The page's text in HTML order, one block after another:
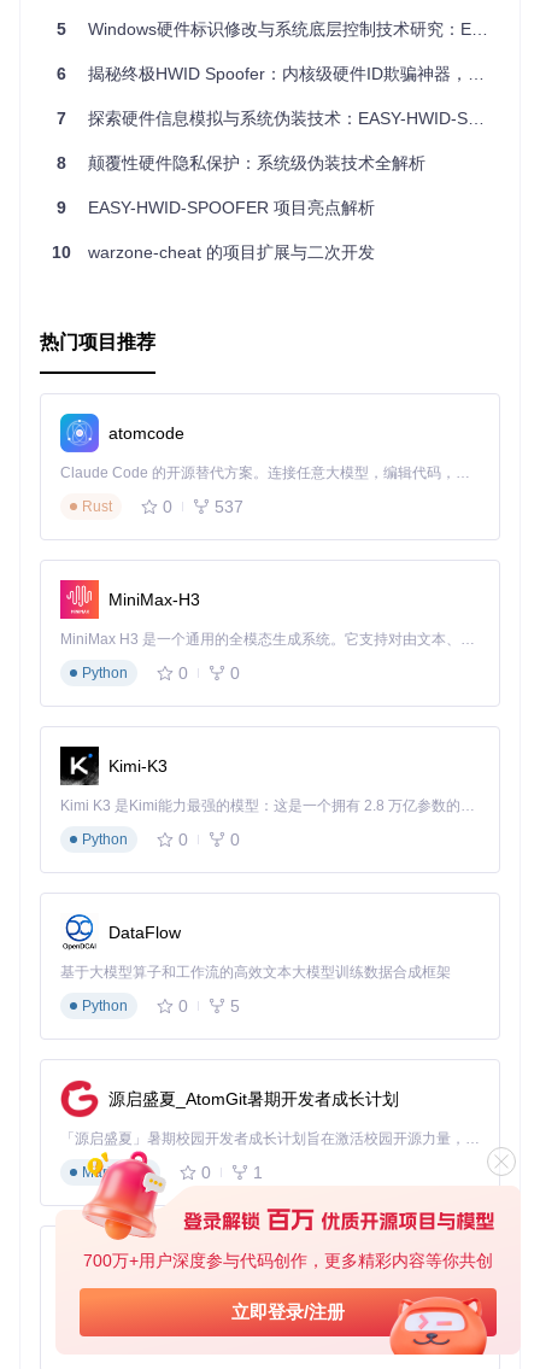
700万+用户深度参与代码创作，更多精彩内容等你共创
立即登录/注册
在使用任何绕过手段时，请确保遵循游戏的服务条款，并尊重
5 Windows硬件标识修改与系统底层控制技术研究：EASY-HWID-SPOOFER应用指南
6 揭秘终极HWID Spoofer：内核级硬件ID欺骗神器，让你的设备“改头换面”！
7 探索硬件信息模拟与系统伪装技术：EASY-HWID-SPOOFER内核级解决方案
8 颠覆性硬件隐私保护：系统级伪装技术全解析
9 EASY-HWID-SPOOFER 项目亮点解析
10 warzone-cheat 的项目扩展与二次开发
热门项目推荐
atomcode
Claude Code 的开源替代方案。连接任意大模型，编辑代码，运行命令，自动验证 — 全自动执行。用 Rust 构建，极致性能。 ｜ An open-source alternative to Claude Code. Connect any LLM, edit code, run commands, and verify changes — autonomously. Built in Rust for speed. Get Started
Rust
0 537
MiniMax-H3
MiniMax H3 是一个通用的全模态生成系统。它支持对由文本、图像、视频和音频组成的多模态上下文进行统一理解，并能生成分辨率高达 2K、时长可达 15 秒的带原生立体声音频的视频。得益于面向任务泛化的系统设计，H3 在预训练阶段就已具备广泛的多模态上下文理解与生成能力，能够出色地执行复杂的多模态指令。
Python
0 0
Kimi-K3
Kimi K3 是Kimi能力最强的模型：这是一个拥有 2.8 万亿参数的混合专家（MoE）模型，具备原生视觉理解能力，并支持 100 万 token 的上下文窗口。
Python
0 0
DataFlow
基于大模型算子和工作流的高效文本大模型训练数据合成框架
Python
0 5
源启盛夏_AtomGit暑期开发者成长计划
「源启盛夏」暑期校园开发者成长计划旨在激活校园开源力量，通过积分激励、认证扶持、资源倾斜等形式，引导高校组织和开发者完成「入驻 — 建项目 — 做贡献 — 获认证 — 得资源」的完整闭环。无论你是想带领社团入驻平台的组织者，还是希望用代码贡献证明自己的开发者，都能在这里找到属于你的成长路径。
Markdown
0 1
py-xiaozhi
基于Python的Xiaozhi AI，适用于想要完整Xiaozhi体验而无需拥有专用硬件的用户。
Python
0 1